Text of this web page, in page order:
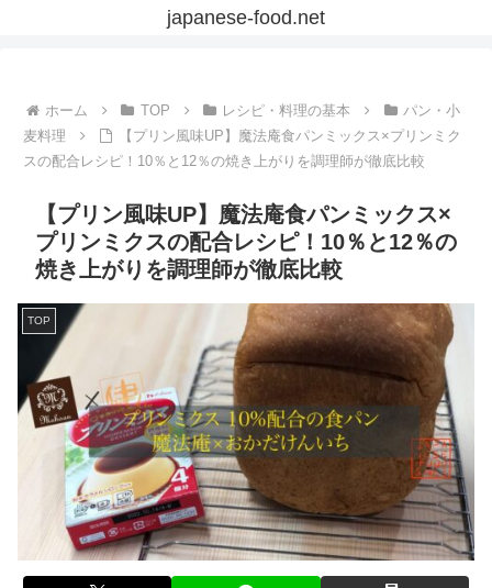
japanese-food.net
ホーム TOP レシピ・料理の基本
パン・小
麦料理
【プリン風味UP】魔法庵食パンミックス×プリンミク
スの配合レシピ！10％と12％の焼き上がりを調理師が徹底比較
【プリン風味UP】魔法庵食パンミックス×
プリンミクスの配合レシピ！10％と12％の
焼き上がりを調理師が徹底比較
TOP